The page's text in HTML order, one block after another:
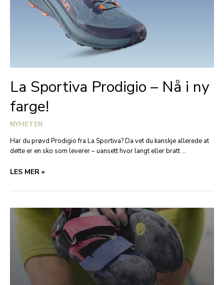
La Sportiva Prodigio – Nå i ny
farge!
NYHETER
Har du prøvd Prodigio fra La Sportiva? Da vet du kanskje allerede at
dette er en sko som leverer – uansett hvor langt eller bratt …
LA
PRODIGIO
NÅ
FARGE!
LES MER »